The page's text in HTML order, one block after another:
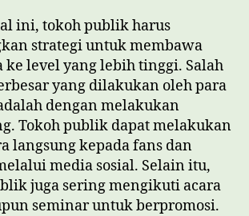
ini, tokoh publik harus
strategi untuk membawa
ke level yang lebih tinggi. Salah
yang dilakukan oleh para
dengan melakukan
Tokoh publik dapat melakukan
langsung kepada fans dan
media sosial. Selain itu,
juga sering mengikuti acara
seminar untuk berpromosi.